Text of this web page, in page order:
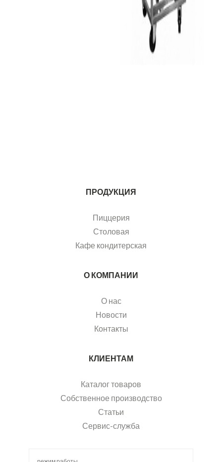
ПРОДУКЦИЯ
Пиццерия
Столовая
Кафе кондитерская
О КОМПАНИИ
О нас
Новости
Контакты
КЛИЕНТАМ
Каталог товаров
Собственное производство
Статьи
Сервис-служба